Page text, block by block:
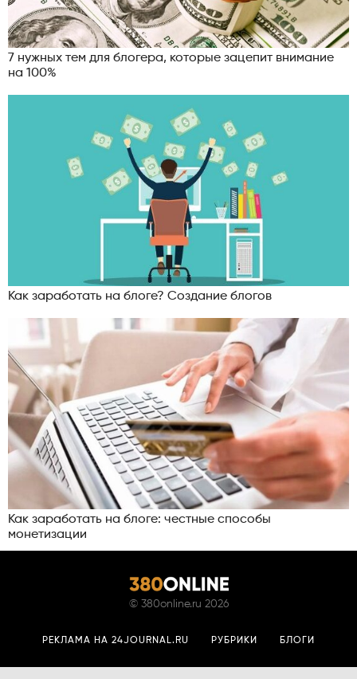
7 нужных тем для блогера, которые зацепит внимание
на 100%
Как заработать на блоге? Создание блогов
Как заработать на блоге: честные способы
монетизации
© 380online.ru 2026
РЕКЛАМА НА 24JOURNAL.RU РУБРИКИ БЛОГИ